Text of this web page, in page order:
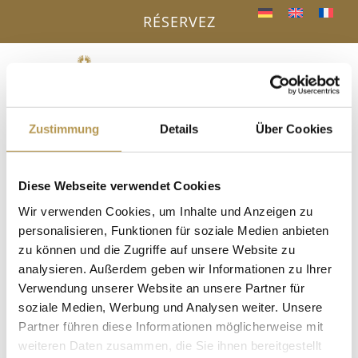
Zustimmung Details Über Cookies
Diese Webseite verwendet Cookies
Wir verwenden Cookies, um Inhalte und Anzeigen zu
personalisieren, Funktionen für soziale Medien anbieten
zu können und die Zugriffe auf unsere Website zu
analysieren. Außerdem geben wir Informationen zu Ihrer
Verwendung unserer Website an unsere Partner für
soziale Medien, Werbung und Analysen weiter. Unsere
Partner führen diese Informationen möglicherweise mit
weiteren Daten zusammen, die Sie ihnen bereitgestellt
VOTRE AVANTAGE - RÉSERVATION
a Menu
RÉSERVEZ
« Tous les Évènements
Cet évènement est passé.
Infusion + peeling au sel avec
Ramon
13. septembre 2025, 17h00-17h15